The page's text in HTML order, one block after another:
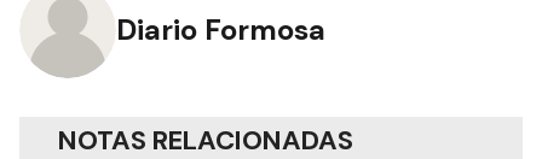
Diario Formosa
NOTAS RELACIONADAS